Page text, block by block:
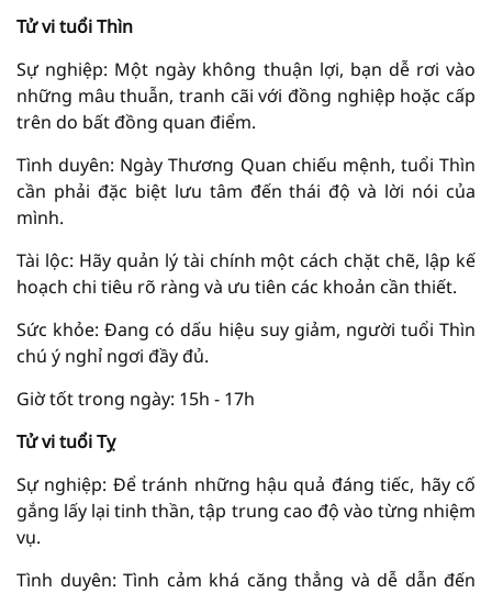
Tử vi tuổi Thìn
Sự nghiệp: Một ngày không thuận lợi, bạn dễ rơi vào
những mâu thuẫn, tranh cãi với đồng nghiệp hoặc cấp
trên do bất đồng quan điểm.
Tình duyên: Ngày Thương Quan chiếu mệnh, tuổi Thìn
cần phải đặc biệt lưu tâm đến thái độ và lời nói của
mình.
Tài lộc: Hãy quản lý tài chính một cách chặt chẽ, lập kế
hoạch chi tiêu rõ ràng và ưu tiên các khoản cần thiết.
Sức khỏe: Đang có dấu hiệu suy giảm, người tuổi Thìn
chú ý nghỉ ngơi đầy đủ.
Giờ tốt trong ngày: 15h - 17h
Tử vi tuổi Tỵ
Sự nghiệp: Để tránh những hậu quả đáng tiếc, hãy cố
gắng lấy lại tinh thần, tập trung cao độ vào từng nhiệm
vụ.
Tình duyên: Tình cảm khá căng thẳng và dễ dẫn đến